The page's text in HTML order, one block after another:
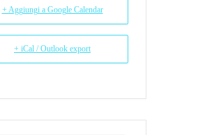
+ Aggiungi a Google Calendar
+ iCal / Outlook export